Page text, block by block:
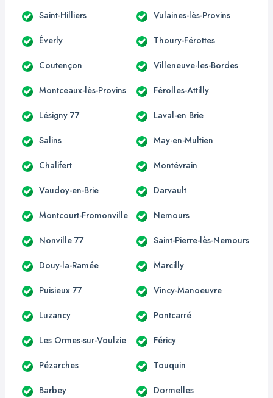
Saint-Hilliers Vulaines-lès-Provins
Éverly Thoury-Férottes
Coutençon Villeneuve-les-Bordes
Montceaux-lès-Provins Férolles-Attilly
Lésigny 77 Laval-en Brie
Salins May-en-Multien
Chalifert Montévrain
Vaudoy-en-Brie Darvault
Montcourt-Fromonville Nemours
Nonville 77 Saint-Pierre-lès-Nemours
Douy-la-Ramée Marcilly
Puisieux 77 Vincy-Manoeuvre
Luzancy Pontcarré
Les Ormes-sur-Voulzie Féricy
Pézarches Touquin
Barbey Dormelles